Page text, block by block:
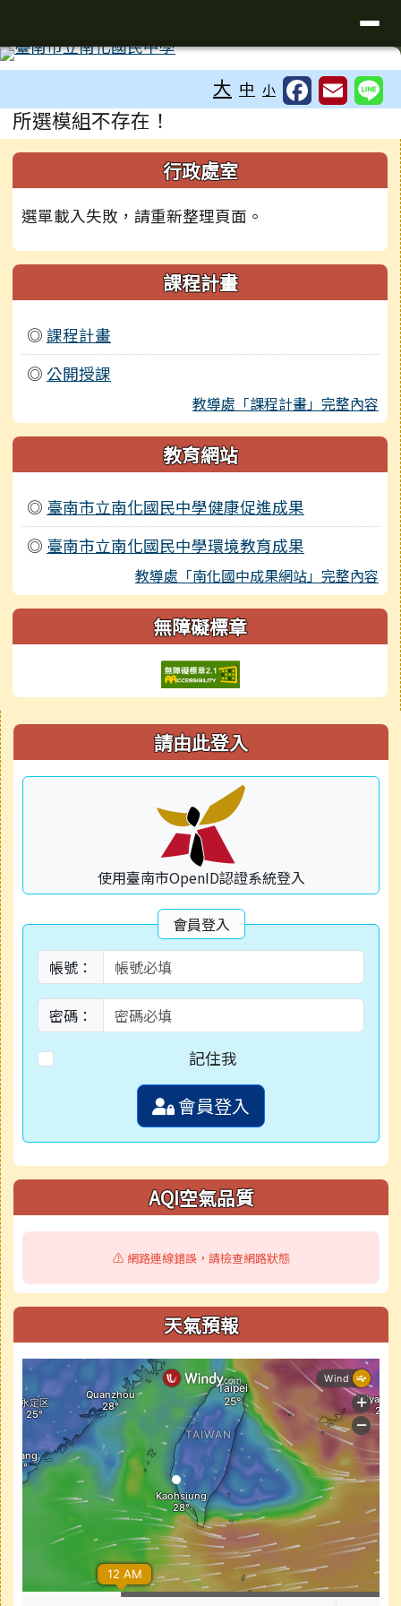
大 中 小
主內容區域
所選模組不存在！
左邊區域內容 行政處室
選單載入失敗，請重新整理頁面。
課程計畫
◎ 課程計畫
◎ 公開授課
教導處「課程計畫」完整內容
教育網站
◎ 臺南市立南化國民中學健康促進成果
◎ 臺南市立南化國民中學環境教育成果
教導處「南化國中成果網站」完整內容
無障礙標章
右邊區域內容 請由此登入
使用臺南市OpenID認證系統登入
會員登入
帳號：
密碼：
記住我
會員登入
AQI空氣品質
⚠️ 網路連線錯誤，請檢查網路狀態
天氣預報
頁尾區域